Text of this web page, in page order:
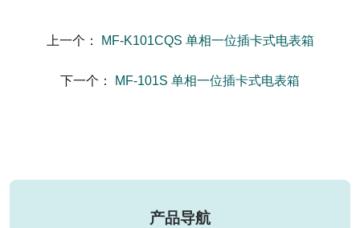
产品导航
上一个： MF-K101CQS 单相一位插卡式电表箱
下一个： MF-101S 单相一位插卡式电表箱